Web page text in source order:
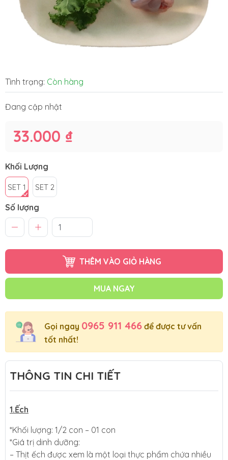
Tình trạng: Còn hàng
Đang cập nhật
33.000 ₫
Khối Lượng
SET 1 SET 2
Số lượng
THÊM VÀO GIỎ HÀNG
MUA NGAY
Gọi ngay 0965 911 466 để được tư vấn
tốt nhất!
THÔNG TIN CHI TIẾT
1.Ếch
*Khối lượng: 1/2 con – 01 con
*Giá trị dinh dưỡng:
– Thịt ếch được xem là một loại thực phẩm chứa nhiều